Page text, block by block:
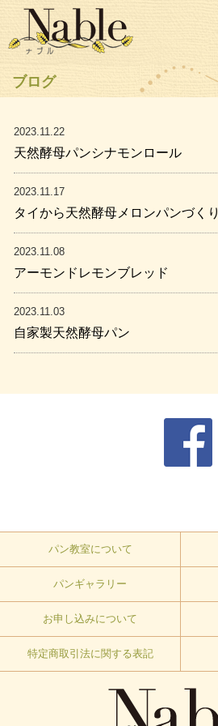
ブログ
2023.11.22
天然酵母パンシナモンロール
2023.11.17
タイから天然酵母メロンパンづくり
2023.11.08
アーモンドレモンブレッド
2023.11.03
自家製天然酵母パン
パン教室について
パンギャラリー
お申し込みについて
特定商取引法に関する表記